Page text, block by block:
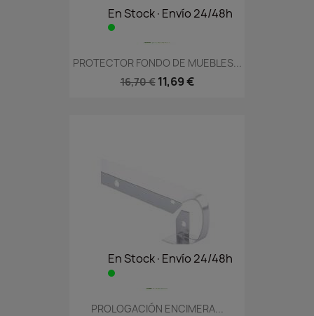
En Stock·Envío 24/48h
PROTECTOR FONDO DE MUEBLES...
16,70 € 11,69 €
En Stock·Envío 24/48h
PROLOGACIÓN ENCIMERA...